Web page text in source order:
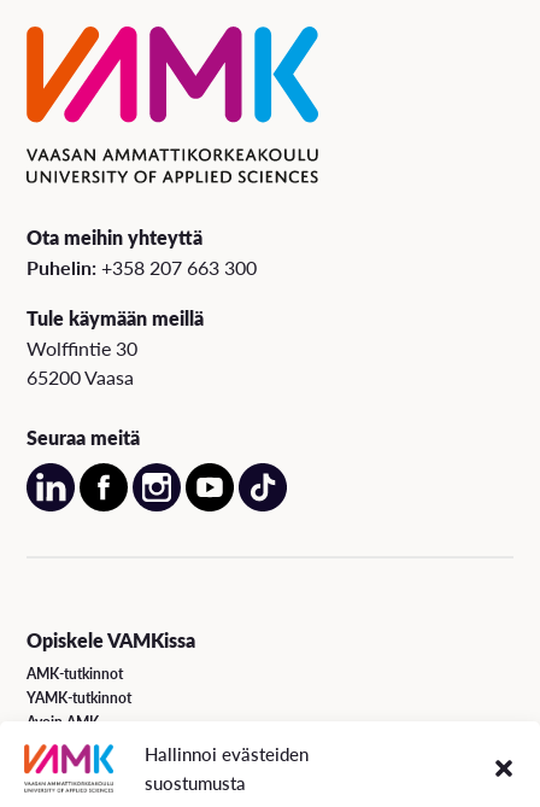
Hallinnoi evästeiden
suostumusta
Ota meihin yhteyttä
Puhelin:+358 207 663 300
Tule käymään meillä
Wolffintie 30
65200 Vaasa
Seuraa meitä
Opiskele VAMKissa
AMK-tutkinnot
YAMK-tutkinnot
Avoin AMK
Erikoistumiskoulutukset
Täydennyskoulutus
Hakuohjeet